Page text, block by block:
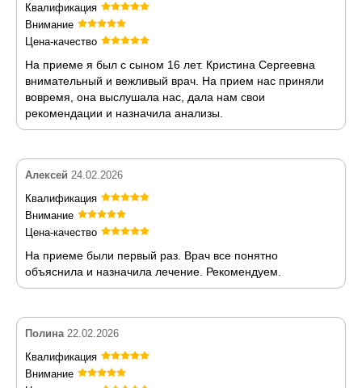
Квалификация
Внимание
Цена-качество
На приеме я был с сыном 16 лет. Кристина Сергеевна
внимательный и вежливый врач. На прием нас приняли
вовремя, она выслушала нас, дала нам свои
рекомендации и назначила анализы.
Алексей 24.02.2026
Квалификация
Внимание
Цена-качество
На приеме были первый раз. Врач все понятно
объяснила и назначила лечение. Рекомендуем.
Полина 22.02.2026
Квалификация
Внимание